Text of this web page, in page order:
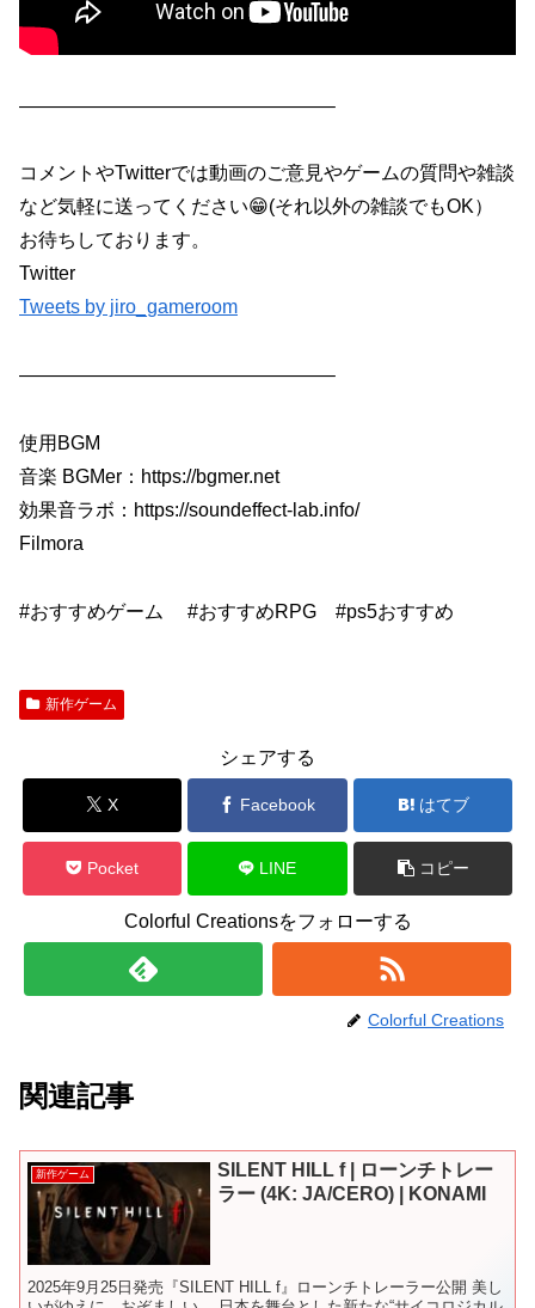
————————————————–
コメントやTwitterでは動画のご意見やゲームの質問や雑談
など気軽に送ってください😁(それ以外の雑談でもOK）
お待ちしております。
Twitter
Tweets by jiro_gameroom
————————————————–
使用BGM
音楽 BGMer：https://bgmer.net
効果音ラボ：https://soundeffect-lab.info/
Filmora
#おすすめゲーム #おすすめRPG #ps5おすすめ
新作ゲーム
シェアする
X Facebook はてブ
Pocket LINE コピー
Colorful Creationsをフォローする
Colorful Creations
関連記事
新作ゲーム
SILENT HILL f | ローンチトレー
ラー (4K: JA/CERO) | KONAMI
2025年9月25日発売『SILENT HILL f』ローンチトレーラー公開 美し